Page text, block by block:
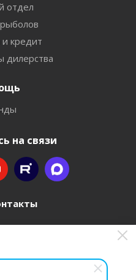
отдел
и кредит
дилерства
на связи
00-962
сайт Вы даете